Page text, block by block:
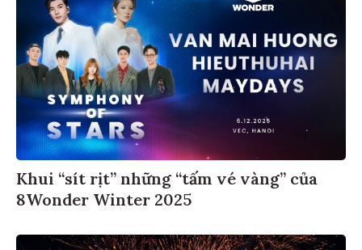
Khui “sít rịt” những “tấm vé vàng” của
8Wonder Winter 2025